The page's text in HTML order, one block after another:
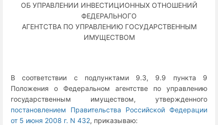
ОБ УПРАВЛЕНИИ ИНВЕСТИЦИОННЫХ ОТНОШЕНИЙ
ФЕДЕРАЛЬНОГО
АГЕНТСТВА ПО УПРАВЛЕНИЮ ГОСУДАРСТВЕННЫМ
ИМУЩЕСТВОМ
В соответствии с подпунктами 9.3, 9.9 пункта 9
Положения о Федеральном агентстве по управлению
государственным имуществом, утвержденного
постановлением Правительства Российской Федерации
от 5 июня 2008 г. N 432, приказываю: